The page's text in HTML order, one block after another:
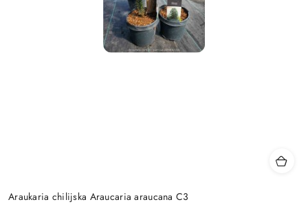
Araukaria chilijska Araucaria araucana C3